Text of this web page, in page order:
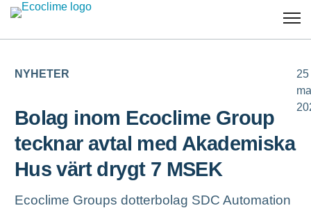
NYHETER
25
Bolag inom Ecoclime Group
tecknar avtal med Akademiska
Hus värt drygt 7 MSEK
Ecoclime Groups dotterbolag SDC Automation